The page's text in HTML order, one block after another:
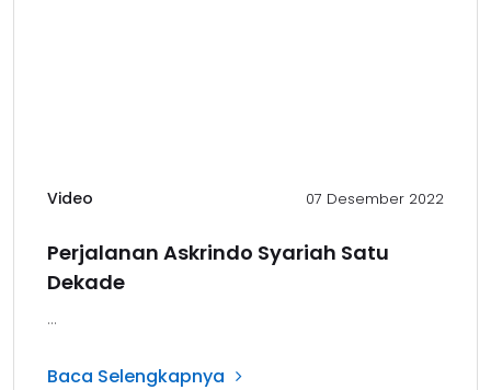
Video 07 Desember 2022
Perjalanan Askrindo Syariah Satu
Dekade
...
Baca Selengkapnya